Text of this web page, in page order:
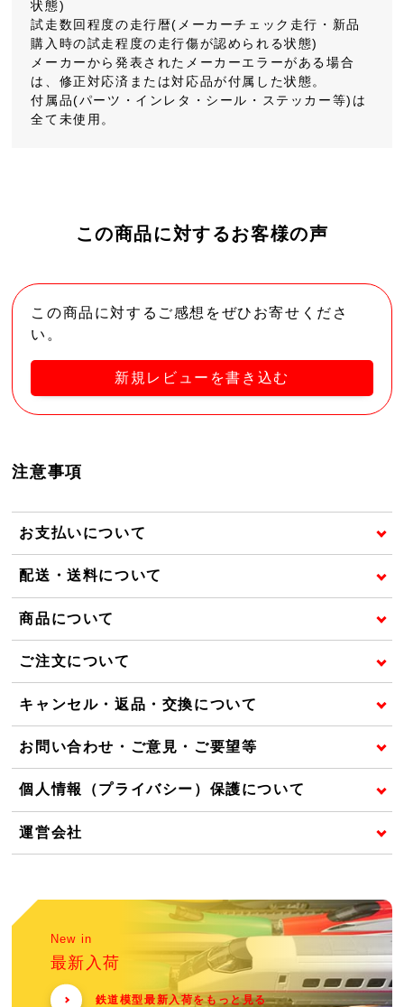
状態)
試走数回程度の走行暦(メーカーチェック走行・新品
購入時の試走程度の走行傷が認められる状態)
メーカーから発表されたメーカーエラーがある場合
は、修正対応済または対応品が付属した状態。
付属品(パーツ・インレタ・シール・ステッカー等)は
全て未使用。
この商品に対するお客様の声
この商品に対するご感想をぜひお寄せくださ
い。
新規レビューを書き込む
注意事項
お支払いについて
配送・送料について
商品について
ご注文について
キャンセル・返品・交換について
お問い合わせ・ご意見・ご要望等
個人情報（プライバシー）保護について
運営会社
New in
最新入荷
鉄道模型最新入荷をもっと見る